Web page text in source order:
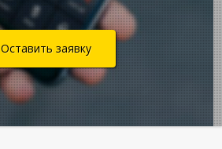
Оставить заявку